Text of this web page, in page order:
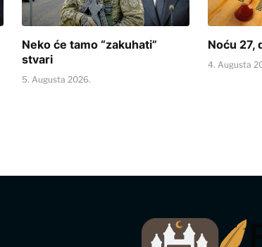
Neko će tamo “zakuhati”
stvari
5. Augusta 2026.
Noću 27,
4. Augusta